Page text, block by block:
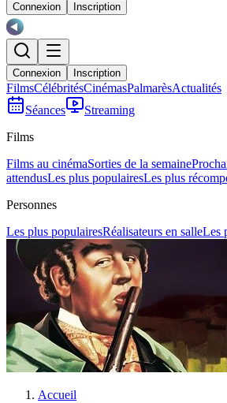
Connexion Inscription
Connexion Inscription
FilmsCélébritésCinémasPalmarèsActualités
Séances
Streaming
Films
Films au cinémaSorties de la semaine
attendusLes plus populairesLes plus
Personnes
Les plus populairesRéalisateurs en salleLes
Accueil